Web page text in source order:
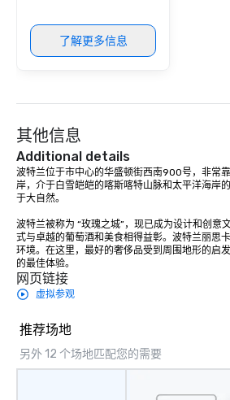
了解更多信息
其他信息
Additional details
波特兰位于市中心的华盛顿街西南900号，非常
岸，介于白雪皑皑的喀斯喀特山脉和太平洋海岸
于大自然。
波特兰被称为 “玫瑰之城”，现已成为设计和创意
式与卓越的葡萄酒和美食相得益彰。波特兰丽思
环境。在这里，最好的奢侈品受到周围地形的启
的最佳体验。
网页链接
虚拟参观
推荐场地
另外 12 个场地匹配您的需要